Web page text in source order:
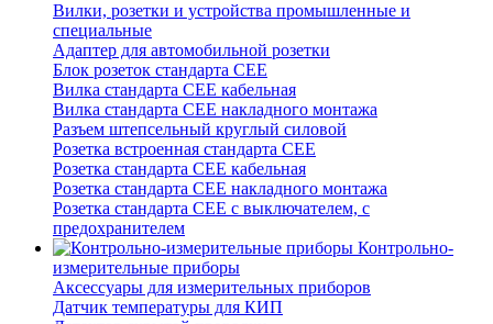
Вилки, розетки и устройства промышленные и
специальные
Адаптер для автомобильной розетки
Блок розеток стандарта CEE
Вилка стандарта CEE кабельная
Вилка стандарта CEE накладного монтажа
Разъем штепсельный круглый силовой
Розетка встроенная стандарта CEE
Розетка стандарта СЕЕ кабельная
Розетка стандарта СЕЕ накладного монтажа
Розетка стандарта СЕЕ с выключателем, с
предохранителем
Контрольно-
измерительные приборы
Аксессуары для измерительных приборов
Датчик температуры для КИП